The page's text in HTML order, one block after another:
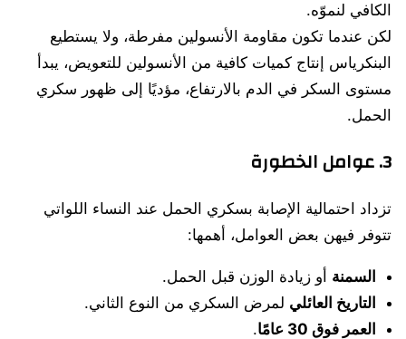
الكافي لنموّه.
لكن عندما تكون مقاومة الأنسولين مفرطة، ولا يستطيع
البنكرياس إنتاج كميات كافية من الأنسولين للتعويض، يبدأ
مستوى السكر في الدم بالارتفاع، مؤديًا إلى ظهور سكري
الحمل.
3. عوامل الخطورة
تزداد احتمالية الإصابة بسكري الحمل عند النساء اللواتي
تتوفر فيهن بعض العوامل، أهمها:
السمنة أو زيادة الوزن قبل الحمل.
التاريخ العائلي لمرض السكري من النوع الثاني.
العمر فوق 30 عامًا
.